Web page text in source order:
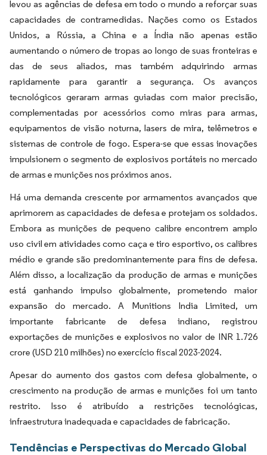
levou as agências de defesa em todo o mundo a reforçar suas
capacidades de contramedidas. Nações como os Estados
Unidos, a Rússia, a China e a Índia não apenas estão
aumentando o número de tropas ao longo de suas fronteiras e
das de seus aliados, mas também adquirindo armas
rapidamente para garantir a segurança. Os avanços
tecnológicos geraram armas guiadas com maior precisão,
complementadas por acessórios como miras para armas,
equipamentos de visão noturna, lasers de mira, telêmetros e
sistemas de controle de fogo. Espera-se que essas inovações
impulsionem o segmento de explosivos portáteis no mercado
de armas e munições nos próximos anos.
Há uma demanda crescente por armamentos avançados que
aprimorem as capacidades de defesa e protejam os soldados.
Embora as munições de pequeno calibre encontrem amplo
uso civil em atividades como caça e tiro esportivo, os calibres
médio e grande são predominantemente para fins de defesa.
Além disso, a localização da produção de armas e munições
está ganhando impulso globalmente, prometendo maior
expansão do mercado. A Munitions India Limited, um
importante fabricante de defesa indiano, registrou
exportações de munições e explosivos no valor de INR 1.726
crore (USD 210 milhões) no exercício fiscal 2023-2024.
Apesar do aumento dos gastos com defesa globalmente, o
crescimento na produção de armas e munições foi um tanto
restrito. Isso é atribuído a restrições tecnológicas,
infraestrutura inadequada e capacidades de fabricação.
Tendências e Perspectivas do Mercado Global